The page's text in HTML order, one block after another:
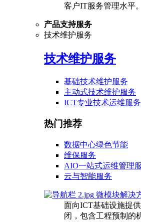
客户IT服务管理水平。
产品支持服务
技术维护服务
技术维护服务
基础技术维护服务
主动式技术维护服务
ICT专业技术运维服务
热门推荐
数据中心绿色节能
维保服务
AIO一站式运维管理
云与智能服务
微模块解决
面向ICT基础设施提
闭，包含工程预制的